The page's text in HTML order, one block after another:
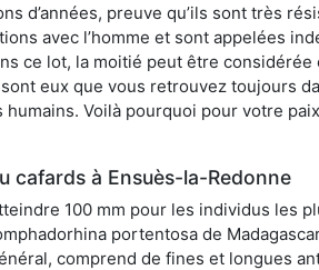
d’années, preuve qu’ils sont très
avec l’homme et sont appelées
ce lot, la moitié peut être
eux que vous retrouvez toujours
Voilà pourquoi pour votre
cafards à Ensuès-la-Redonne
100 mm pour les individus les
portentosa de
comprend de fines et longues